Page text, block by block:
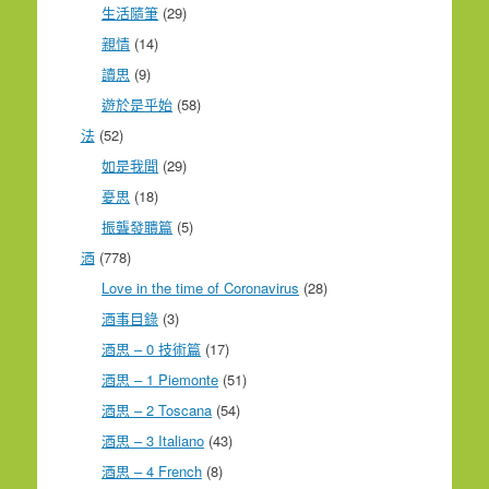
生活隨筆 (29)
親情 (14)
讀思 (9)
遊於是乎始 (58)
法(52)
如是我聞 (29)
憂思 (18)
振聾發聵篇 (5)
酒(778)
Love in the time of Coronavirus (28)
酒事目錄 (3)
酒思 – 0 技術篇 (17)
酒思 – 1 Piemonte (51)
酒思 – 2 Toscana (54)
酒思 – 3 Italiano (43)
酒思 – 4 French (8)